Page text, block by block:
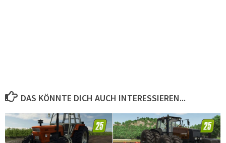
DAS KÖNNTE DICH AUCH INTERESSIEREN...